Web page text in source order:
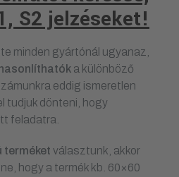
S2 jelzéseket!
minden gyártónál ugyanaz,
a különböző
eddig ismeretlen
tudjuk dönteni, hogy
feladatra.
terméket választunk, akkor
hogy a termék kb. 60×60